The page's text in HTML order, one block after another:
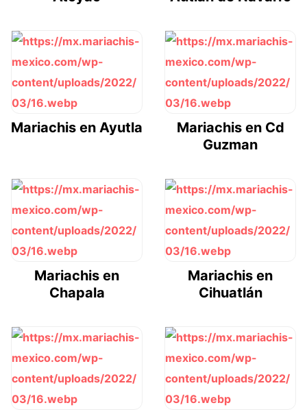
Mariachis en Ayutla
Mariachis en Cd
Guzman
Mariachis en
Chapala
Mariachis en
Cihuatlán